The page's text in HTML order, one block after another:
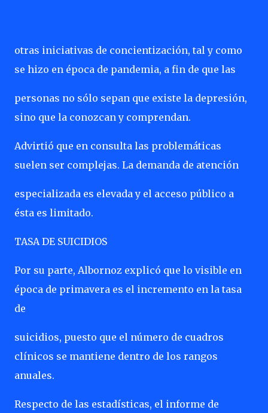
otras iniciativas de concientización, tal y como
se hizo en época de pandemia, a fin de que las
personas no sólo sepan que existe la depresión,
sino que la conozcan y comprendan.
Advirtió que en consulta las problemáticas
suelen ser complejas. La demanda de atención
especializada es elevada y el acceso público a
ésta es limitado.
TASA DE SUICIDIOS
Por su parte, Albornoz explicó que lo visible en
época de primavera es el incremento en la tasa
de
suicidios, puesto que el número de cuadros
clínicos se mantiene dentro de los rangos
anuales.
Respecto de las estadísticas, el informe de